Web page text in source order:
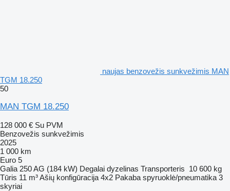
naujas benzovežis sunkvežimis MAN
TGM 18.250
50
MAN TGM 18.250
128 000 € Su PVM
Benzovežis sunkvežimis
2025
1 000 km
Euro 5
Galia 250 AG (184 kW) Degalai dyzelinas Transporteris 10 600 kg
Tūris 11 m³Ašių konfigūracija 4x2 Pakaba spyruoklė/pneumatika 3
skyriai